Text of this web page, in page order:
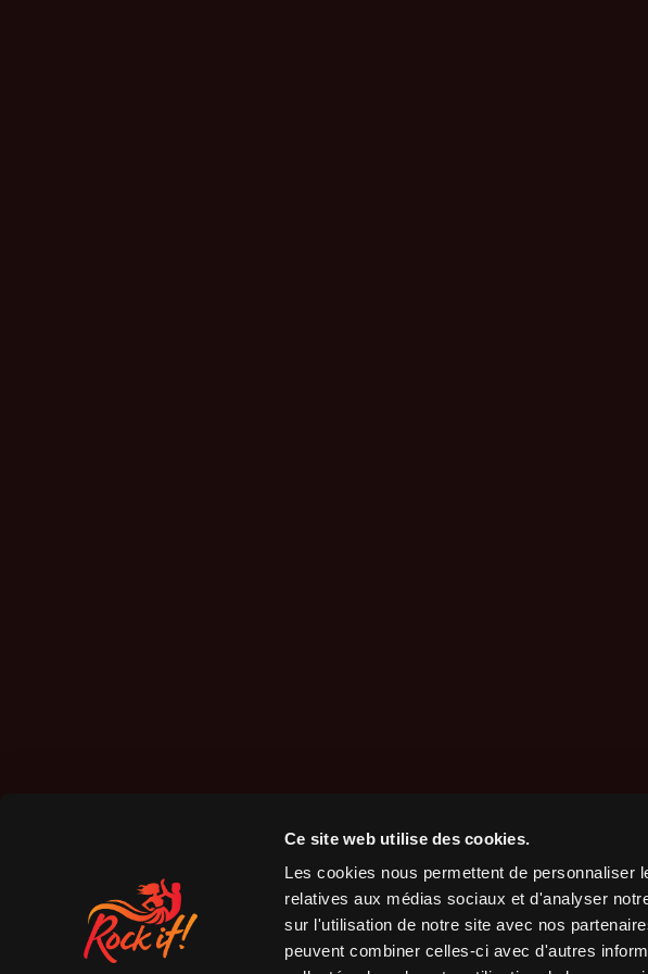
Ce site web utilise des cookies.
Les cookies nous permettent de personnaliser
relatives aux médias sociaux et d'analyser
sur l'utilisation de notre site avec nos
peuvent combiner celles-ci avec d'autres